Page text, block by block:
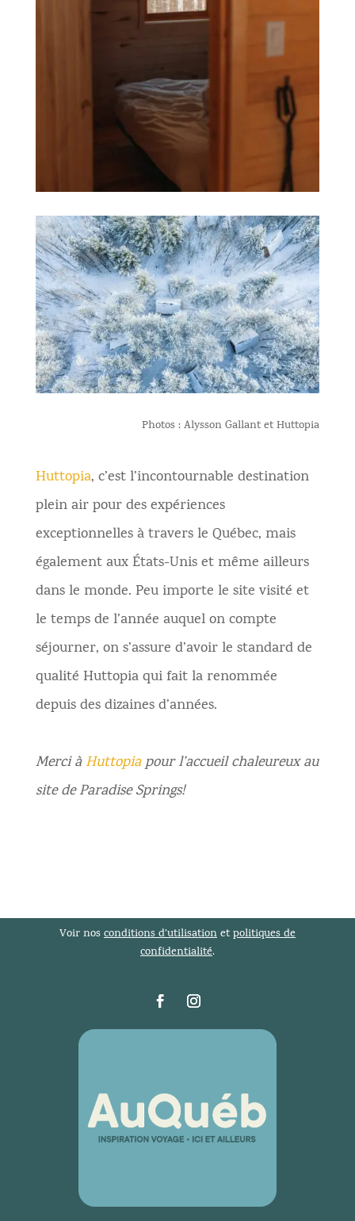
Photos : Alysson Gallant et Huttopia
Huttopia, c’est l’incontournable destination
plein air pour des expériences
exceptionnelles à travers le Québec, mais
également aux États-Unis et même ailleurs
dans le monde. Peu importe le site visité et
le temps de l’année auquel on compte
séjourner, on s’assure d’avoir le standard de
qualité Huttopia qui fait la renommée
depuis des dizaines d’années.
Merci à Huttopiapour l’accueil chaleureux au
site de Paradise Springs!
Voir nosconditions d’utilisationetpolitiques de
confidentialité.